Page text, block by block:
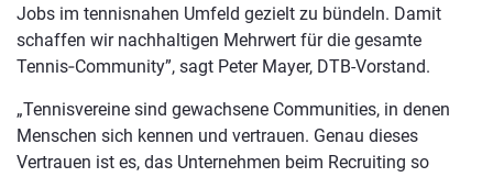
Jobs im tennisnahen Umfeld gezielt zu bündeln. Damit
schaffen wir nachhaltigen Mehrwert für die gesamte
Tennis‑Community”, sagt Peter Mayer, DTB-Vorstand.
„Tennisvereine sind gewachsene Communities, in denen
Menschen sich kennen und vertrauen. Genau dieses
Vertrauen ist es, das Unternehmen beim Recruiting so